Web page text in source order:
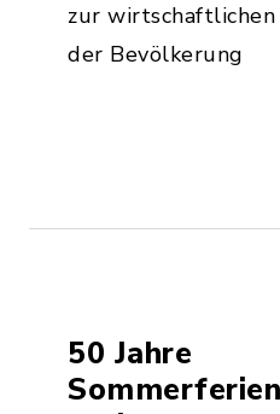
zur wirtschaftlichen
der Bevölkerung
50 Jahre